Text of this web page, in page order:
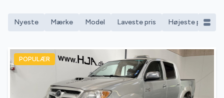
Nyeste Mærke Model Laveste pris Højeste pris
POPULÆR